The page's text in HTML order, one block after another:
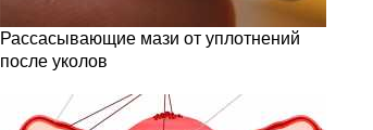
Рассасывающие мази от уплотнений
после уколов